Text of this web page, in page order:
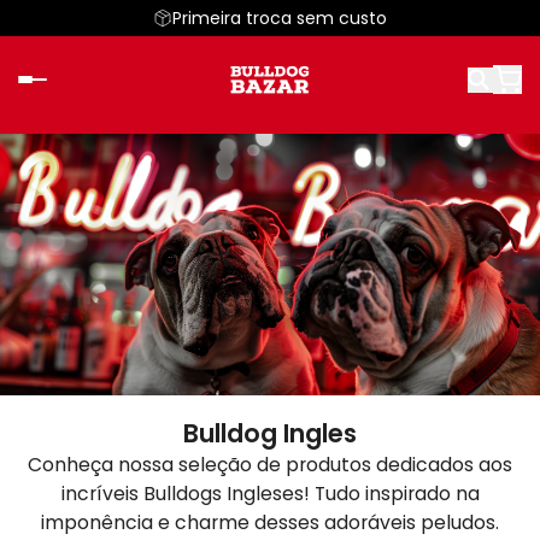
Primeira troca sem custo
Bulldog Ingles
Conheça nossa seleção de produtos dedicados aos
incríveis Bulldogs Ingleses! Tudo inspirado na
imponência e charme desses adoráveis peludos.